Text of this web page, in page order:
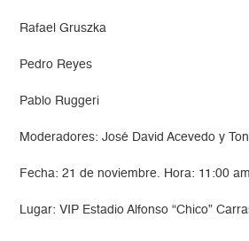
Rafael Gruszka
Pedro Reyes
Pablo Ruggeri
Moderadores: José David Acevedo y
Fecha: 21 de noviembre. Hora: 11:00 am
Lugar: VIP Estadio Alfonso “Chico”